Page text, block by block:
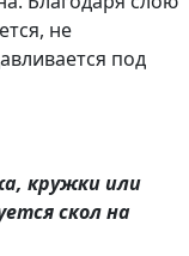
не
под
кружки или
скол на